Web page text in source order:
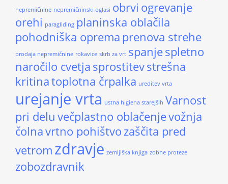
nepremičnine nepremičninski oglasi obrvi ogrevanje
orehi paragliding planinska oblačila
pohodniška oprema prenova strehe
prodaja nepremičnine rokavice skrb za vrt spanjespletno
naročilo cvetja sprostitevstrešna
kritinatoplotna črpalka ureditev vrta
urejanje vrta ustna higiena starejših Varnost
pri delu večplastno oblačenjevožnja
čolnavrtno pohištvo zaščita pred
vetrom zdravje zemljiška knjiga zobne proteze
zobozdravnik